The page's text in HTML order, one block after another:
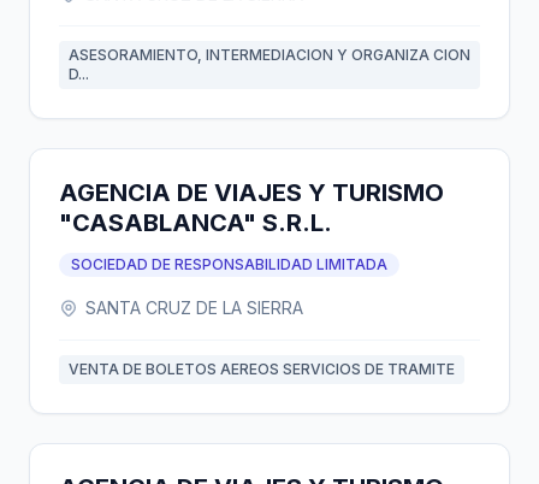
ASESORAMIENTO, INTERMEDIACION Y ORGANIZA CION
D...
AGENCIA DE VIAJES Y TURISMO
"CASABLANCA" S.R.L.
SOCIEDAD DE RESPONSABILIDAD LIMITADA
SANTA CRUZ DE LA SIERRA
VENTA DE BOLETOS AEREOS SERVICIOS DE TRAMITE